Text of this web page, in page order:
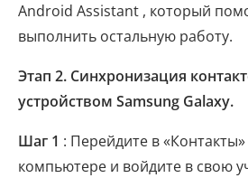
Android Assistant , который
выполнить остальную работу.
Этап 2. Синхронизация
устройством Samsung Galaxy.
Шаг 1 : Перейдите в
компьютере и войдите в свою